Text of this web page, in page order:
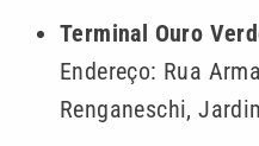
Terminal Ouro
Endereço: Rua
Renganeschi,